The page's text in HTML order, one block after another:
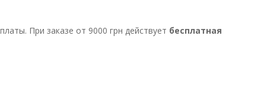
При заказе от 9000 грн действует бесплатная